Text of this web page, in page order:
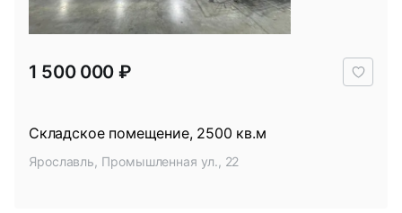
Складское помещение, 2500 кв.м
Ярославль, Промышленная ул., 22
1 500 000 ₽